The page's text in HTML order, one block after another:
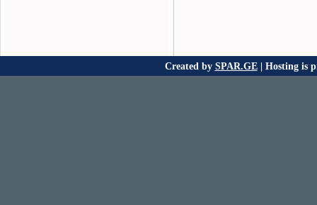
Created by SPAR.GE| Hosting is